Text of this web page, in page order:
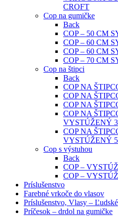
CROFT
Cop na gumičke
Back
COP – 50 CM
COP – 60 CM
COP – 60 CM
COP – 70 CM
Cop na štipci
Back
COP NA
COP NA
COP NA
COP NA
VYSTÚŽENÝ
COP NA
VYSTÚŽENÝ
Cop s výstuhou
Back
COP –
COP –
Príslušenstvo
Farebné vrkoče do vlasov
Príslušenstvo, Vlasy – Ľudské
Príčesok – drdol na gumičke